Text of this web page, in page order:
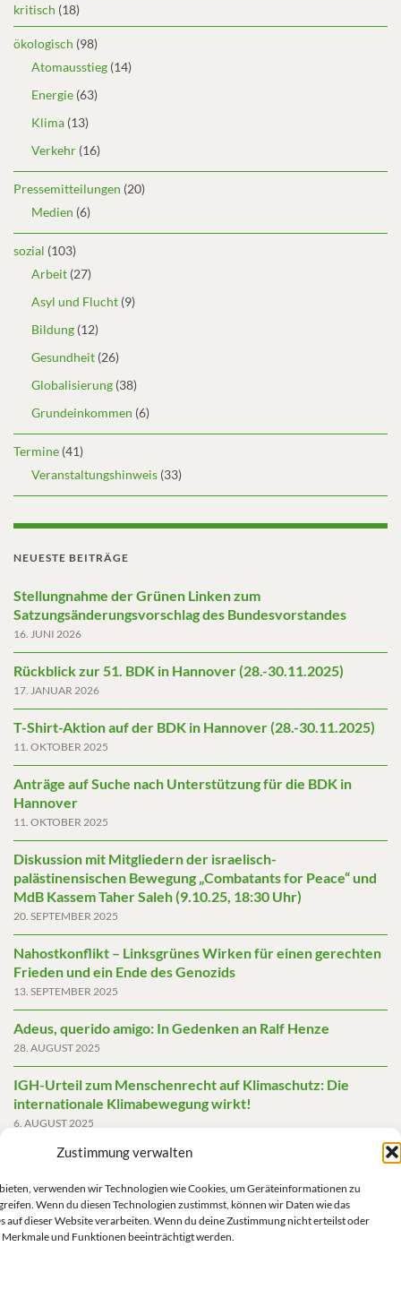
Zustimmung verwalten
verwenden wir Technologien wie Cookies, um Geräteinformationen zu
Wenn du diesen Technologien zustimmst, können wir Daten wie das
auf dieser Website verarbeiten. Wenn du deine Zustimmung nicht erteilst oder
und Funktionen beeinträchtigt werden.
kritisch (18)
ökologisch (98)
Atomausstieg (14)
Energie (63)
Klima (13)
Verkehr (16)
Pressemitteilungen (20)
Medien (6)
sozial (103)
Arbeit (27)
Asyl und Flucht (9)
Bildung (12)
Gesundheit (26)
Globalisierung (38)
Grundeinkommen (6)
Termine (41)
Veranstaltungshinweis (33)
NEUESTE BEITRÄGE
Stellungnahme der Grünen Linken zum
Satzungsänderungsvorschlag des Bundesvorstandes
16. JUNI 2026
Rückblick zur 51. BDK in Hannover (28.-30.11.2025)
17. JANUAR 2026
T-Shirt-Aktion auf der BDK in Hannover (28.-30.11.2025)
11. OKTOBER 2025
Anträge auf Suche nach Unterstützung für die BDK in
Hannover
11. OKTOBER 2025
Diskussion mit Mitgliedern der israelisch-
palästinensischen Bewegung „Combatants for Peace“ und
MdB Kassem Taher Saleh (9.10.25, 18:30 Uhr)
20. SEPTEMBER 2025
Nahostkonflikt – Linksgrünes Wirken für einen gerechten
Frieden und ein Ende des Genozids
13. SEPTEMBER 2025
Adeus, querido amigo: In Gedenken an Ralf Henze
28. AUGUST 2025
IGH-Urteil zum Menschenrecht auf Klimaschutz: Die
internationale Klimabewegung wirkt!
6. AUGUST 2025
Friedensgutachten 2025
Die AfD mit mehr Demokratie wegregieren
14. MAI 2025